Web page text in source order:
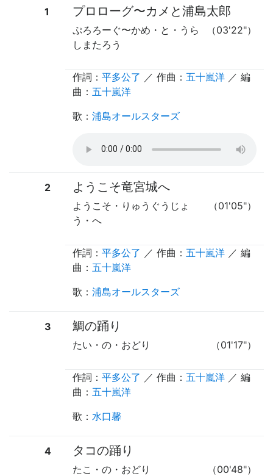
1 プロローグ〜カメと浦島太郎
（03'22"）
ぷろろーぐ〜かめ・と・うら
しまたろう
作詞： 平多公了 ／ 作曲： 五十嵐洋 ／ 編
曲： 五十嵐洋
歌 ： 浦島オールスターズ
2 ようこそ竜宮城へ
（01'05"）
ようこそ・りゅうぐうじょ
う・へ
作詞： 平多公了 ／ 作曲： 五十嵐洋 ／ 編
曲： 五十嵐洋
歌 ： 浦島オールスターズ
3 鯛の踊り
（01'17"）
たい・の・おどり
作詞： 平多公了 ／ 作曲： 五十嵐洋 ／ 編
曲： 五十嵐洋
歌 ： 水口馨
4 タコの踊り
（00'48"）
たこ・の・おどり